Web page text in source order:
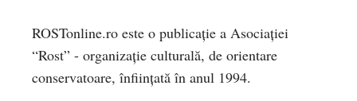
ROSTonline.ro este o publicaţie a Asociaţiei
“Rost” - organizaţie culturală, de orientare
conservatoare, înfiinţată în anul 1994.